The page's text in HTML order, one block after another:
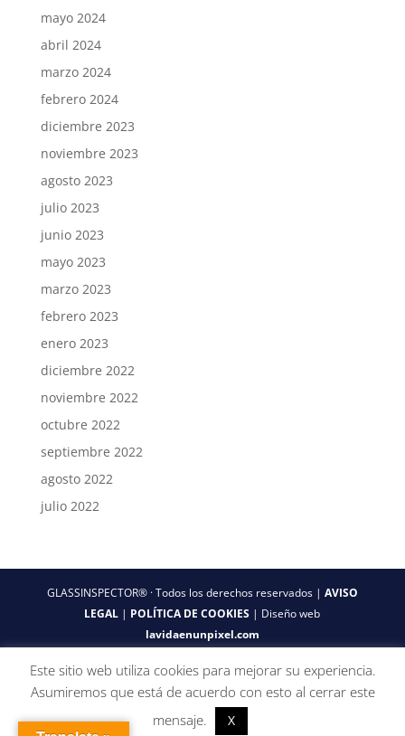
mayo 2024
abril 2024
marzo 2024
febrero 2024
diciembre 2023
noviembre 2023
agosto 2023
julio 2023
junio 2023
mayo 2023
marzo 2023
febrero 2023
enero 2023
diciembre 2022
noviembre 2022
octubre 2022
septiembre 2022
agosto 2022
julio 2022
GLASSINSPECTOR® · Todos los derechos reservados | AVISO
LEGAL | POLÍTICA DE COOKIES | Diseño web
lavidaenunpixel.com
Este sitio web utiliza cookies para mejorar su experiencia.
Asumiremos que está de acuerdo con esto al cerrar este
mensaje.
X